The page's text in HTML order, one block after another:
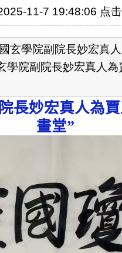
11-7 19:48:06 点
玄學院副院長妙宏真
學院副院長妙宏真人為
長妙宏真人為
畫堂”